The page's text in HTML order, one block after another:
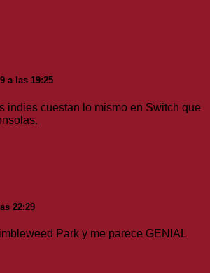
a las 19:25
indies cuestan lo mismo en Switch que
22:29
Park y me parece GENIAL